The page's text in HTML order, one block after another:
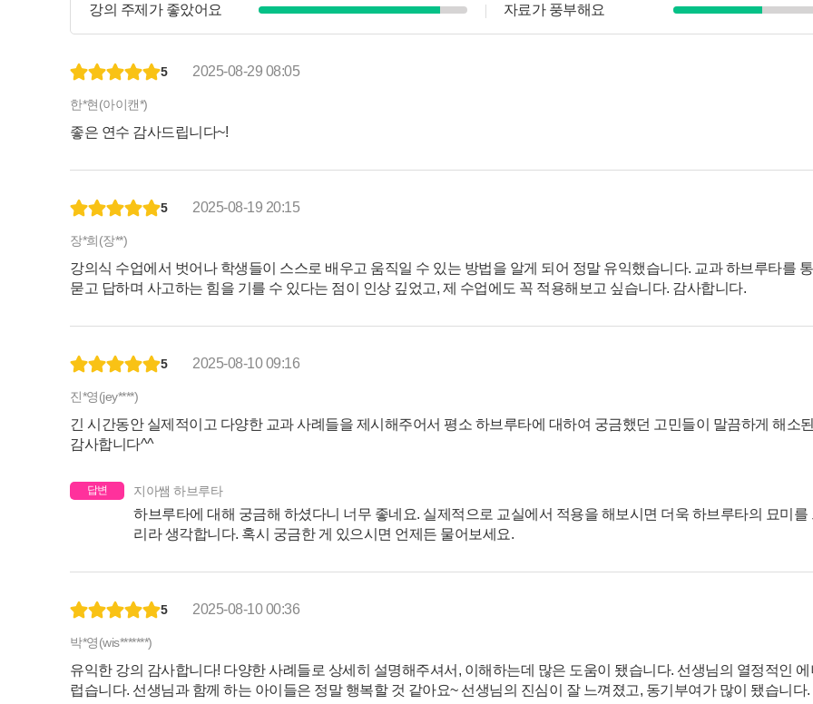
강의 주제가 좋았어요 자료가 풍부해요
5 2025-08-29 08:05
한*현(아이캔*)
좋은 연수 감사드립니다~!
5 2025-08-19 20:15
장*희(장**)
강의식 수업에서 벗어나 학생들이 스스로 배우고 움직일 수 있는 방법을 알게 되어 정말 유익했습니다. 교과 하브루타를
묻고 답하며 사고하는 힘을 기를 수 있다는 점이 인상 깊었고, 제 수업에도 꼭 적용해보고 싶습니다. 감사합니다.
5 2025-08-10 09:16
진*영(jey****)
긴 시간동안 실제적이고 다양한 교과 사례들을 제시해주어서 평소 하브루타에 대하여 궁금했던 고민들이 말끔하게 해소
감사합니다^^
답변 지아쌤 하브루타
하브루타에 대해 궁금해 하셨다니 너무 좋네요. 실제적으로 교실에서 적용을 해보시면 더욱 하브루타의 묘미를
리라 생각합니다. 혹시 궁금한 게 있으시면 언제든 물어보세요.
5 2025-08-10 00:36
박*영(wis*******)
유익한 강의 감사합니다! 다양한 사례들로 상세히 설명해주셔서, 이해하는데 많은 도움이 됐습니다. 선생님의 열정적인
럽습니다. 선생님과 함께 하는 아이들은 정말 행복할 것 같아요~ 선생님의 진심이 잘 느껴졌고, 동기부여가 많이 됐습니다.